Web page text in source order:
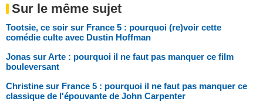
Sur le même sujet
Tootsie, ce soir sur France 5 : pourquoi (re)voir cette
comédie culte avec Dustin Hoffman
Jonas sur Arte : pourquoi il ne faut pas manquer ce film
bouleversant
Christine sur France 5 : pourquoi il ne faut pas manquer ce
classique de l'épouvante de John Carpenter